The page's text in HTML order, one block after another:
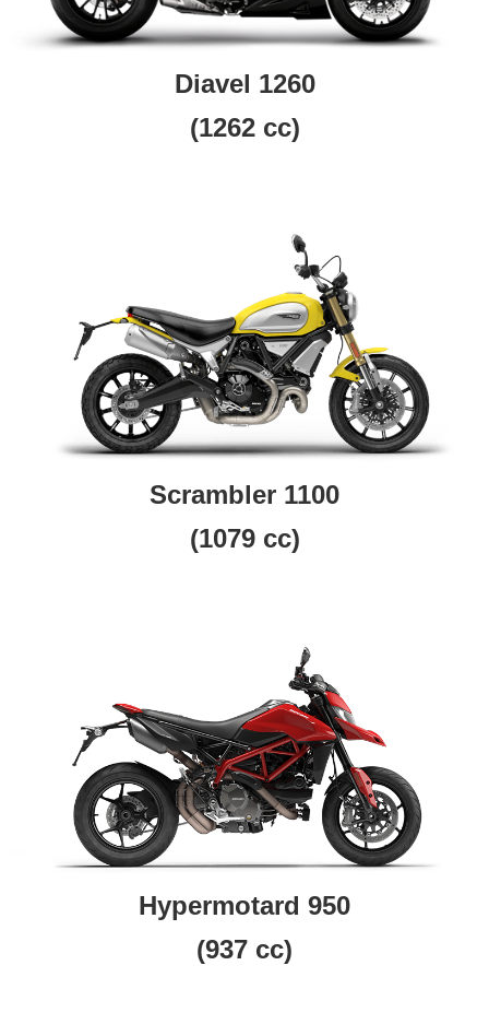
Diavel 1260
(1262 cc)
Scrambler 1100
(1079 cc)
Hypermotard 950
(937 cc)